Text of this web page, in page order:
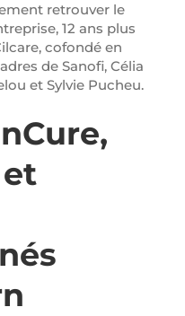
retrouver le
12 ans plus
cofondé en
de Sanofi, Célia
et Sylvie Pucheu.